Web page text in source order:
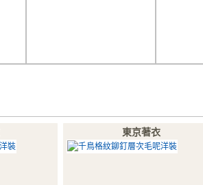
東京著衣